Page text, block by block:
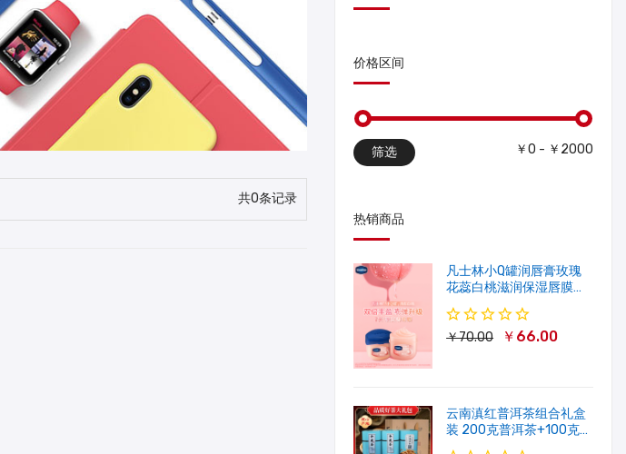
共0条记录
价格区间
筛选 ￥0 - ￥2000
热销商品
凡士林小Q罐润唇膏玫瑰
花蕊白桃滋润保湿唇膜软
化角质修护淡唇纹
￥70.00 ￥66.00
云南滇红普洱茶组合礼盒
装 200克普洱茶+100克滇
红茶